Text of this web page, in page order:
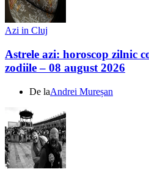
Azi in Cluj
Astrele azi: horoscop zilnic
zodiile – 08 august 2026
De laAndrei Mureșan